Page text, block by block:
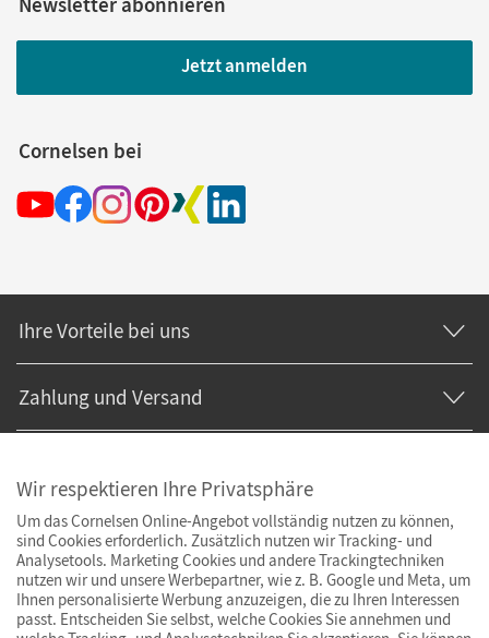
Jetzt anmelden
Cornelsen bei
Ihre Vorteile bei uns
Zahlung und Versand
Wir respektieren Ihre Privatsphäre
Um das Cornelsen Online-Angebot vollständig nutzen zu können,
sind Cookies erforderlich. Zusätzlich nutzen wir Tracking- und
Analysetools. Marketing Cookies und andere Trackingtechniken
nutzen wir und unsere Werbepartner, wie z. B. Google und Meta, um
Ihnen personalisierte Werbung anzuzeigen, die zu Ihren Interessen
passt. Entscheiden Sie selbst, welche Cookies Sie annehmen und